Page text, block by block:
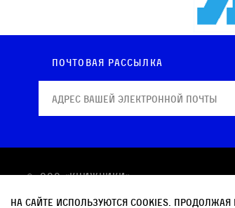
Почтовая рассылка
© OOO «КНИЖНИКИ»
Политика в отношении обработки
На сайте используются cookies. Продолжая